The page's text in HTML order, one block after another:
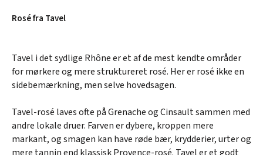
Rosé fra Tavel
Tavel i det sydlige Rhône er et af de mest kendte områder
for mørkere og mere struktureret rosé. Her er rosé ikke en
sidebemærkning, men selve hovedsagen.
Tavel-rosé laves ofte på Grenache og Cinsault sammen med
andre lokale druer. Farven er dybere, kroppen mere
markant, og smagen kan have røde bær, krydderier, urter og